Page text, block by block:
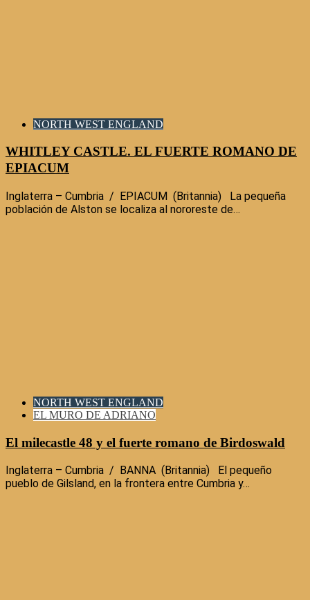
NORTH WEST ENGLAND
WHITLEY CASTLE. EL FUERTE ROMANO DE
EPIACUM
Inglaterra – Cumbria / EPIACUM (Britannia) La pequeña
población de Alston se localiza al nororeste de…
NORTH WEST ENGLAND
EL MURO DE ADRIANO
El milecastle 48 y el fuerte romano de Birdoswald
Inglaterra – Cumbria / BANNA (Britannia) El pequeño
pueblo de Gilsland, en la frontera entre Cumbria y…